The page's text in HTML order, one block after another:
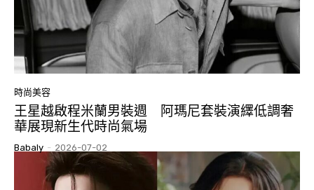
時尚美容
王星越啟程米蘭男裝週 阿瑪尼套裝演繹低調奢
華展現新生代時尚氣場
Babaly - 2026-07-02